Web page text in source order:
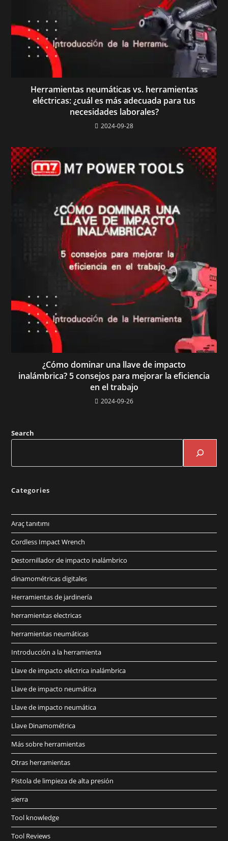
Herramientas neumáticas vs. herramientas
eléctricas: ¿cuál es más adecuada para tus
necesidades laborales?
2024-09-28
¿Cómo dominar una llave de impacto
inalámbrica? 5 consejos para mejorar la eficiencia
en el trabajo
2024-09-26
Search
Categories
Araç tanıtımı
Cordless Impact Wrench
Destornillador de impacto inalámbrico
dinamométricas digitales
Herramientas de jardinería
herramientas electricas
herramientas neumáticas
Introducción a la herramienta
Llave de impacto eléctrica inalámbrica
Llave de impacto neumática
Llave de impacto neumática
Llave Dinamométrica
Más sobre herramientas
Otras herramientas
Pistola de limpieza de alta presión
sierra
Tool knowledge
Tool Reviews